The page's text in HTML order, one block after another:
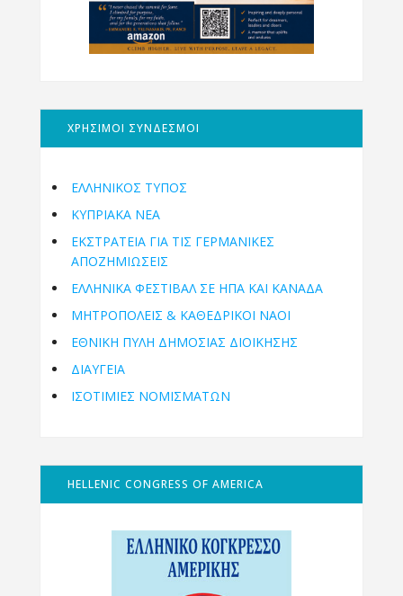
ΧΡΗΣΙΜΟΙ ΣΥΝΔΕΣΜΟΙ
ΕΛΛΗΝΙΚΟΣ ΤΥΠΟΣ
ΚΥΠΡΙΑΚΑ ΝΕΑ
ΕΚΣΤΡΑΤΕΙΑ ΓΙΑ ΤΙΣ ΓΕΡΜΑΝΙΚΕΣ
ΑΠΟΖΗΜΙΩΣΕΙΣ
ΕΛΛΗΝΙΚΆ ΦΕΣΤΙΒΆΛ ΣΕ ΗΠΑ ΚΑΙ ΚΑΝΑΔΑ
ΜΗΤΡΟΠΌΛΕΙΣ & ΚΑΘΕΔΡΙΚΟΊ ΝΑΟΊ
ΕΘΝΙΚΉ ΠΎΛΗ ΔΗΜΌΣΙΑΣ ΔΙΟΊΚΗΣΗΣ
ΔΙΑΥΓΕΙΑ
ΙΣΟΤΙΜΙΕΣ ΝΟΜΙΣΜΑΤΩΝ
HELLENIC CONGRESS OF AMERICA